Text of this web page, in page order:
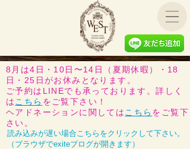
8月は4日・10日〜14日（夏期休暇）・18
日・25日がお休みとなります。
ご予約はLINEでも承っております。詳しく
は こちら をご覧下さい！
​ヘアドネーションに関しては こちら をご覧下
さい。
読み込みが遅い場合こちらをクリックして下さい。
（ブラウザでexiteブログが開きます）